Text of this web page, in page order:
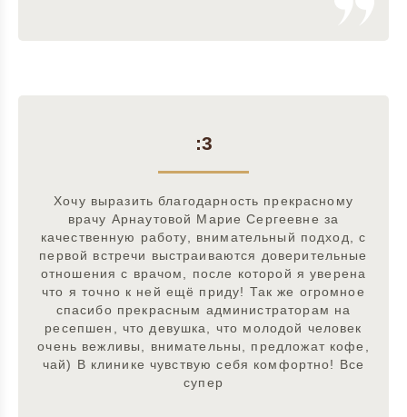
:3
Хочу выразить благодарность прекрасному
врачу Арнаутовой Марие Сергеевне за
качественную работу, внимательный подход, с
первой встречи выстраиваются доверительные
отношения с врачом, после которой я уверена
что я точно к ней ещё приду! Так же огромное
спасибо прекрасным администраторам на
ресепшен, что девушка, что молодой человек
очень вежливы, внимательны, предложат кофе,
чай) В клинике чувствую себя комфортно! Все
супер